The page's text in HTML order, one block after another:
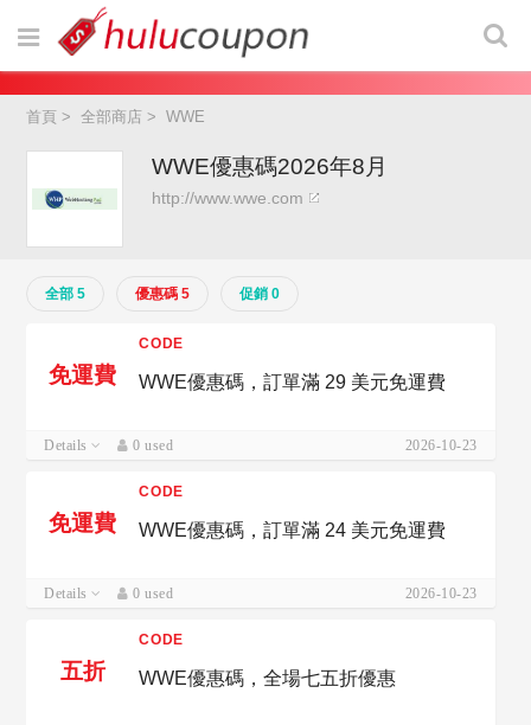
首頁 >全部商店 >WWE
WWE優惠碼2026年8月
http://www.wwe.com
全部 5 優惠碼 5 促銷 0
免運費
CODE
WWE優惠碼，訂單滿 29 美元免運費
Details 0 used 2026-10-23
免運費
CODE
WWE優惠碼，訂單滿 24 美元免運費
Details 0 used 2026-10-23
五折
CODE
WWE優惠碼，全場七五折優惠